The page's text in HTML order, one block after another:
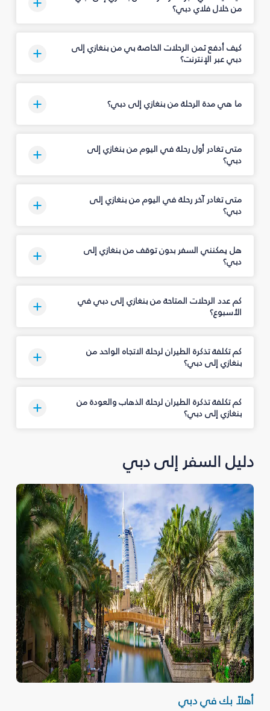
من خلال فلاي دبي؟
كيف أدفع ثمن الرحلات الخاصة بي من بنغازي إلى
دبي عبر الإنترنت؟
ما هي مدة الرحلة من بنغازي إلى دبي؟
متى تغادر أول رحلة في اليوم من بنغازي إلى
دبي؟
متى تغادر آخر رحلة في اليوم من بنغازي إلى
دبي؟
هل يمكنني السفر بدون توقف من بنغازي إلى
دبي؟
كم عدد الرحلات المتاحة من بنغازي إلى دبي في
الأسبوع؟
كم تكلفة تذكرة الطيران لرحلة الاتجاه الواحد من
بنغازي إلى دبي؟
كم تكلفة تذكرة الطيران لرحلة الذهاب والعودة من
بنغازي إلى دبي؟
دليل السفر إلى دبي
أهلاً بك في دبي